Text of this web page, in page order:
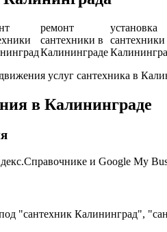
ремонт
сантехники в
Калининграде
установка
сантехники
услуг сантехника в
в Калининграде
и Google My
"сантехник Калининград",